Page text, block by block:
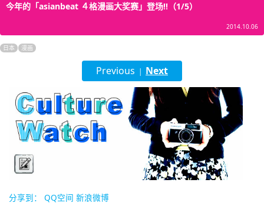
한국어
English
ภาษาไทย
tiéng Viêt
Bahasa Indonesia
今年的「asianbeat ４格漫画大奖赛」登场!!（1/5）
2014.10.06
日本 漫画
Previous | Next
分享到： QQ空间 新浪微博